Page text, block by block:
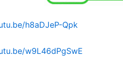
h8aDJeP-Qpk
w9L46dPgSwE